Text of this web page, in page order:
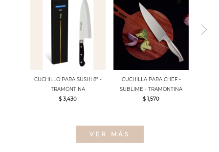
CUCHILLO PARA SUSHI 8" -
TRAMONTINA
$ 3,430
CUCHILLA PARA CHEF -
SUBLIME - TRAMONTINA
$ 1,570
VER MÁS